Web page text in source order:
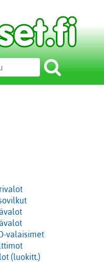
valaisimet
(luokitt.)